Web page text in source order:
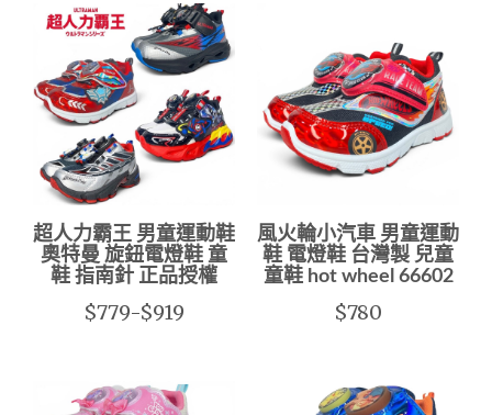
超人力霸王 男童運動鞋
奧特曼 旋鈕電燈鞋 童
鞋 指南針 正品授權
$779-$919
風火輪小汽車 男童運動
鞋 電燈鞋 台灣製 兒童
童鞋 hot wheel 66602
$780